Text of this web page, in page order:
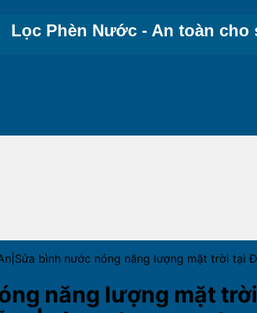
Lọc Phèn Nước - An toàn cho
bình nước nóng năng lượng mặt trời tại
năng lượng mặt